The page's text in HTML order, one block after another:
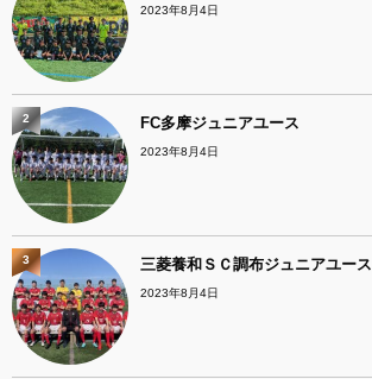
2023年8月4日
FC多摩ジュニアユース
2023年8月4日
2
三菱養和ＳＣ調布ジュニアユース
2023年8月4日
3